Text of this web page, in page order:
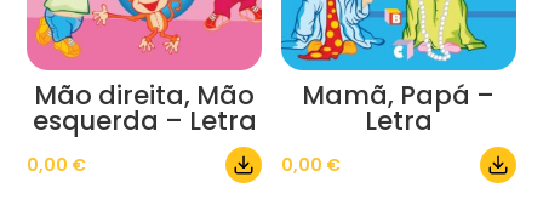
Mão direita, Mão
esquerda – Letra
0,00 €
Mamã, Papá –
Letra
0,00 €